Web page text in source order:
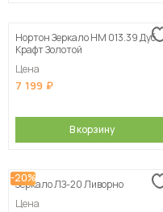
Нортон Зеркало НМ 013.39 Дуб
Крафт Золотой
Цена
7 199
В корзину
-20%
Зеркало ЛЗ-20 Ливорно
Цена